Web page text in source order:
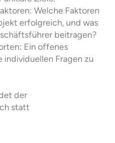
Welche Faktoren
erfolgreich, und was
beitragen?
Ein offenes
individuellen Fragen zu
der
statt